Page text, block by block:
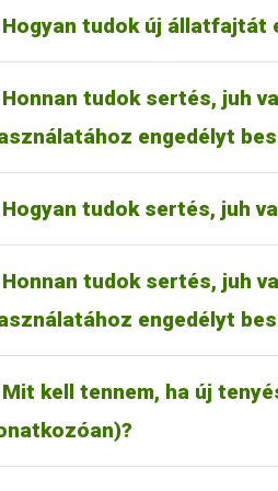
Hogyan tudok új állatfajtát
Honnan tudok sertés, juh
engedélyt
Az erre vonatkozó tudnivalók
jelölőkalapács használati
Hogyan tudok sertés, juh
RA-SE Genetics Kft.
UBM Genetics Kft.
Mangalicatenyésztők Országos
Juh és kecske esetében:
Honnan tudok sertés, juh
engedélyt
Az erre vonatkozó tudnivalók
jelölőkalapács használati
Mit kell tennem, ha új
tudnivalókat (általános
kattintva lehet elérni.